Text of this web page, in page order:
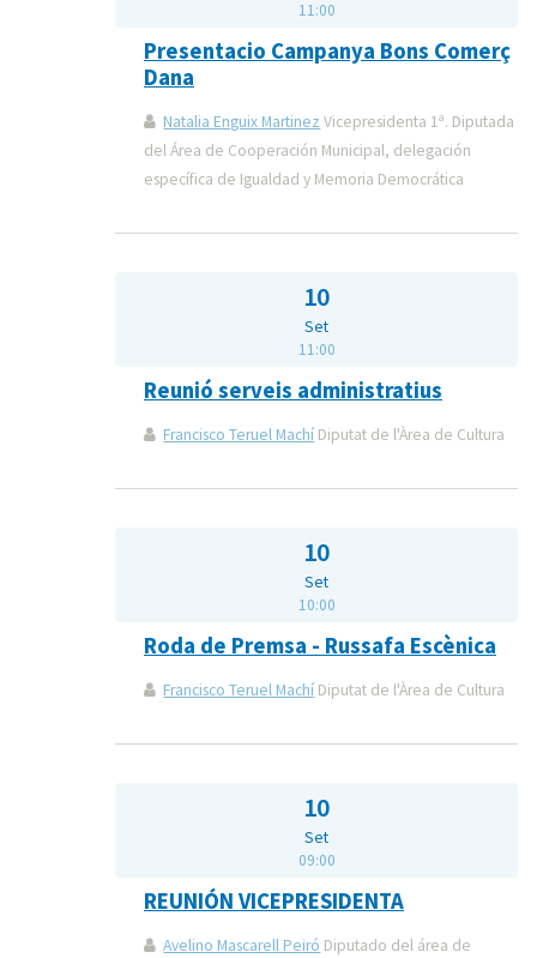
11:00
Presentacio Campanya Bons Comerç
Dana
Natalia Enguix Martinez Vicepresidenta 1ª. Diputada
del Área de Cooperación Municipal, delegación
específica de Igualdad y Memoria Democrática
10
Set
11:00
Reunió serveis administratius
Francisco Teruel Machí Diputat de l'Àrea de Cultura
10
Set
10:00
Roda de Premsa - Russafa Escènica
Francisco Teruel Machí Diputat de l'Àrea de Cultura
10
Set
09:00
REUNIÓN VICEPRESIDENTA
Avelino Mascarell Peiró Diputado del área de